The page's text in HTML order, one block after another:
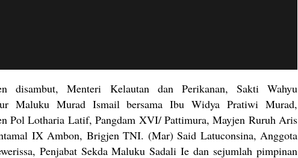
disambut, Menteri Kelautan dan Perikanan, Sakti Wahyu
Maluku Murad Ismail bersama Ibu Widya Pratiwi Murad,
Pol Lotharia Latif, Pangdam XVI/ Pattimura, Mayjen Ruruh Aris
IX Ambon, Brigjen TNI. (Mar) Said Latuconsina, Anggota
Penjabat Sekda Maluku Sadali Ie dan sejumlah pimpinan